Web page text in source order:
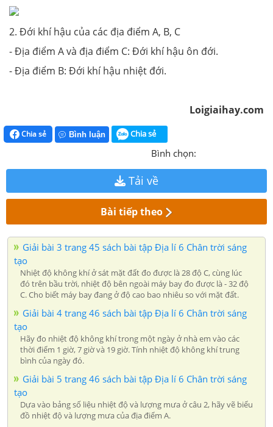
2. Đới khí hậu của các địa điểm A, B, C
- Địa điểm A và địa điểm C: Đới khí hậu ôn đới.
- Địa điểm B: Đới khí hậu nhiệt đới.
Loigiaihay.com
Chia sẻ Bình luận Chia sẻ
Bình chọn:
Tải về
Bài tiếp theo
Giải bài 3 trang 45 sách bài tập Địa lí 6 Chân trời sáng
tạo
Nhiệt độ không khí ở sát mặt đất đo được là 28 độ C, cùng lúc
đó trên bầu trời, nhiệt độ bên ngoài máy bay đo được là - 32 độ
C. Cho biết máy bay đang ở độ cao bao nhiêu so với mặt đất.
Giải bài 4 trang 46 sách bài tập Địa lí 6 Chân trời sáng
tạo
Hãy đo nhiệt độ không khí trong một ngày ở nhà em vào các
thời điểm 1 giờ, 7 giờ và 19 giờ. Tính nhiệt độ không khí trung
bình của ngày đó.
Giải bài 5 trang 46 sách bài tập Địa lí 6 Chân trời sáng
tạo
Dựa vào bảng số liệu nhiệt độ và lượng mưa ở câu 2, hãy vẽ biểu
đồ nhiệt độ và lượng mưa của địa điểm A.